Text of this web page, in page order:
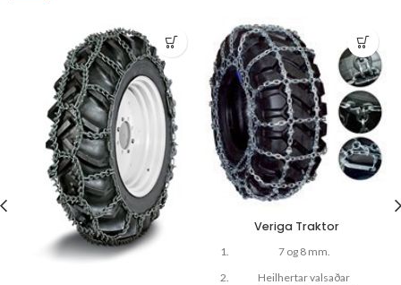
Veriga Traktor
7 og 8 mm.
Heilhertar valsaðar